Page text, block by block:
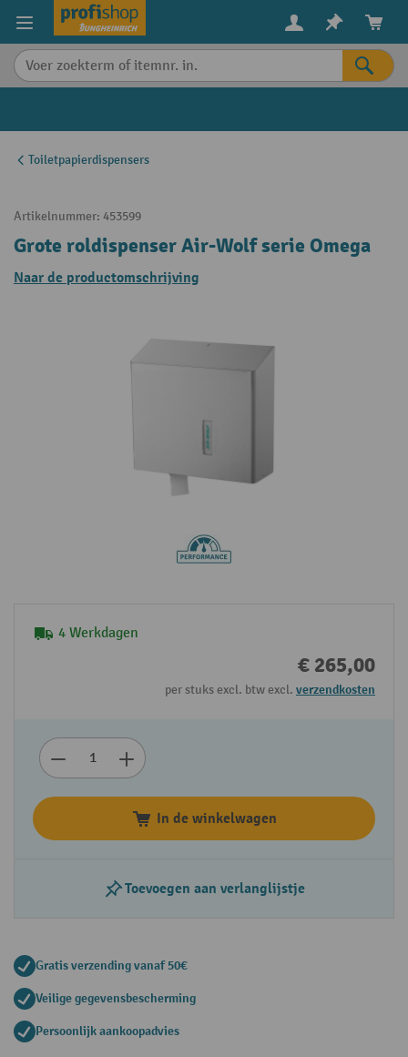
content
Toiletpapierdispensers
Artikelnummer: 453599
Grote roldispenser Air-Wolf serie Omega
Naar de productomschrijving
4 Werkdagen
€ 265,00
per stuks excl. btw excl. verzendkosten
In de winkelwagen
Toevoegen aan verlanglijstje
Gratis verzending vanaf 50€
Veilige gegevensbescherming
Persoonlijk aankoopadvies